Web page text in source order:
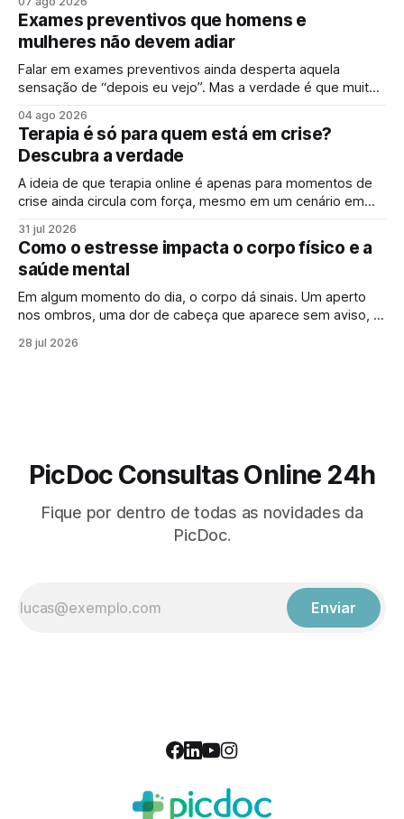
de ansiedade e sinais de esgotamento sem perceber que
algo já não vai bem. A campanha surge justamente para
ampliar esse olhar,
Exames preventivos que homens e
mulheres não devem adiar
Falar em exames preventivos ainda desperta aquela
sensação de “depois eu vejo”. Mas a verdade é que muitas
evidente. É justamente por isso que o check-up e o
acompanhamento periódico ganham cada vez mais
espaço: identificar alterações antes dos sintomas
aparecerem
04 ago 2026
Terapia é só para quem está em crise?
Descubra a verdade
A ideia de que terapia online é apenas para momentos de
crise ainda circula com força, mesmo em um cenário em
Para muita gente, buscar um psicólogo online parece um
sinal de que “algo saiu do controle”. Mas essa percepção,
31 jul 2026
Como o estresse impacta o corpo físico e a
saúde mental
Em algum momento do dia, o corpo dá sinais. Um aperto
nos ombros, uma dor de cabeça que aparece sem aviso, o
Muitas vezes, esses sintomas parecem isolados, mas
28 jul 2026
PicDoc Consultas Online 24h
Fique por dentro de todas as novidades da
PicDoc.
Enviar